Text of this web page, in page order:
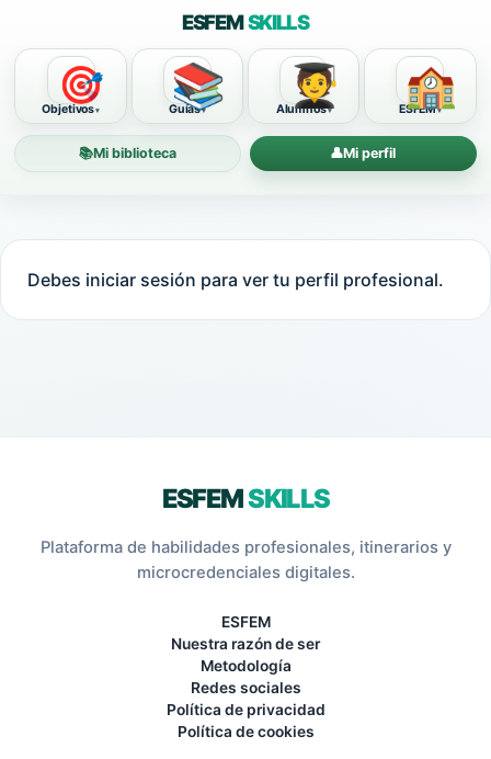
ESFEMSKILLS
🎯
Objetivos 📚
Guías 🧑‍🎓
Alumnos 🏫
ESFEM
📚Mi biblioteca 👤Mi perfil
Debes iniciar sesión para ver tu perfil profesional.
ESFEMSKILLS
Plataforma de habilidades profesionales, itinerarios y
microcredenciales digitales.
ESFEM
Nuestra razón de ser
Metodología
Redes sociales
Política de privacidad
Política de cookies